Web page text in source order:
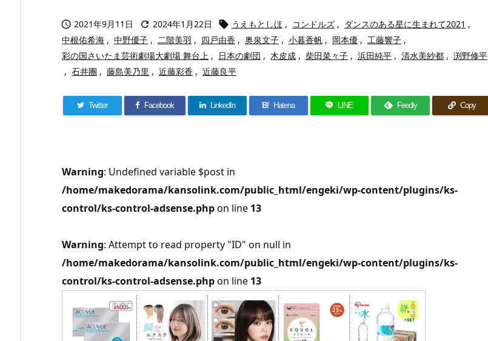
 2021年9月11日  2024年1月22日  うえもとしほ , コンドルズ , ダンスのある星に生まれて2021 ,
中根佑希海 , 中野優子 , 二階美羽 , 四戸由香 , 奥泉文子 , 小暮香帆 , 岡本優 , 工藤響子 ,
彩の国さいたま芸術劇場大劇場 舞台上 , 日本の劇団 , 木皮成 , 柴田菜々子 , 浜田純平 , 清水美紗都 , 渕野修平
, 石井團 , 藤島美乃里 , 近藤彩香 , 近藤良平
Twitter Facebook LinkedIn B! Hatena LINE Feedly Copy
Warning: Undefined variable $post in
/home/makedorama/kansolink.com/public_html/engeki/wp-content/plugins/ks-
control/ks-control-adsense.phpon line 13
Warning: Attempt to read property "ID" on null in
/home/makedorama/kansolink.com/public_html/engeki/wp-content/plugins/ks-
control/ks-control-adsense.phpon line 13